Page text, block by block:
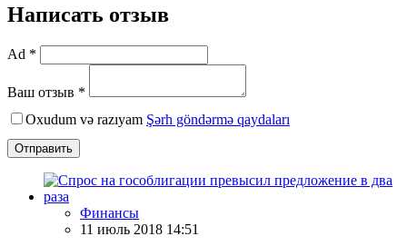
Написать отзыв
Ad *
Ваш отзыв *
Oxudum və razıyam Şərh göndərmə qaydaları
Отправить
Финансы
11 июль 2018 14:51